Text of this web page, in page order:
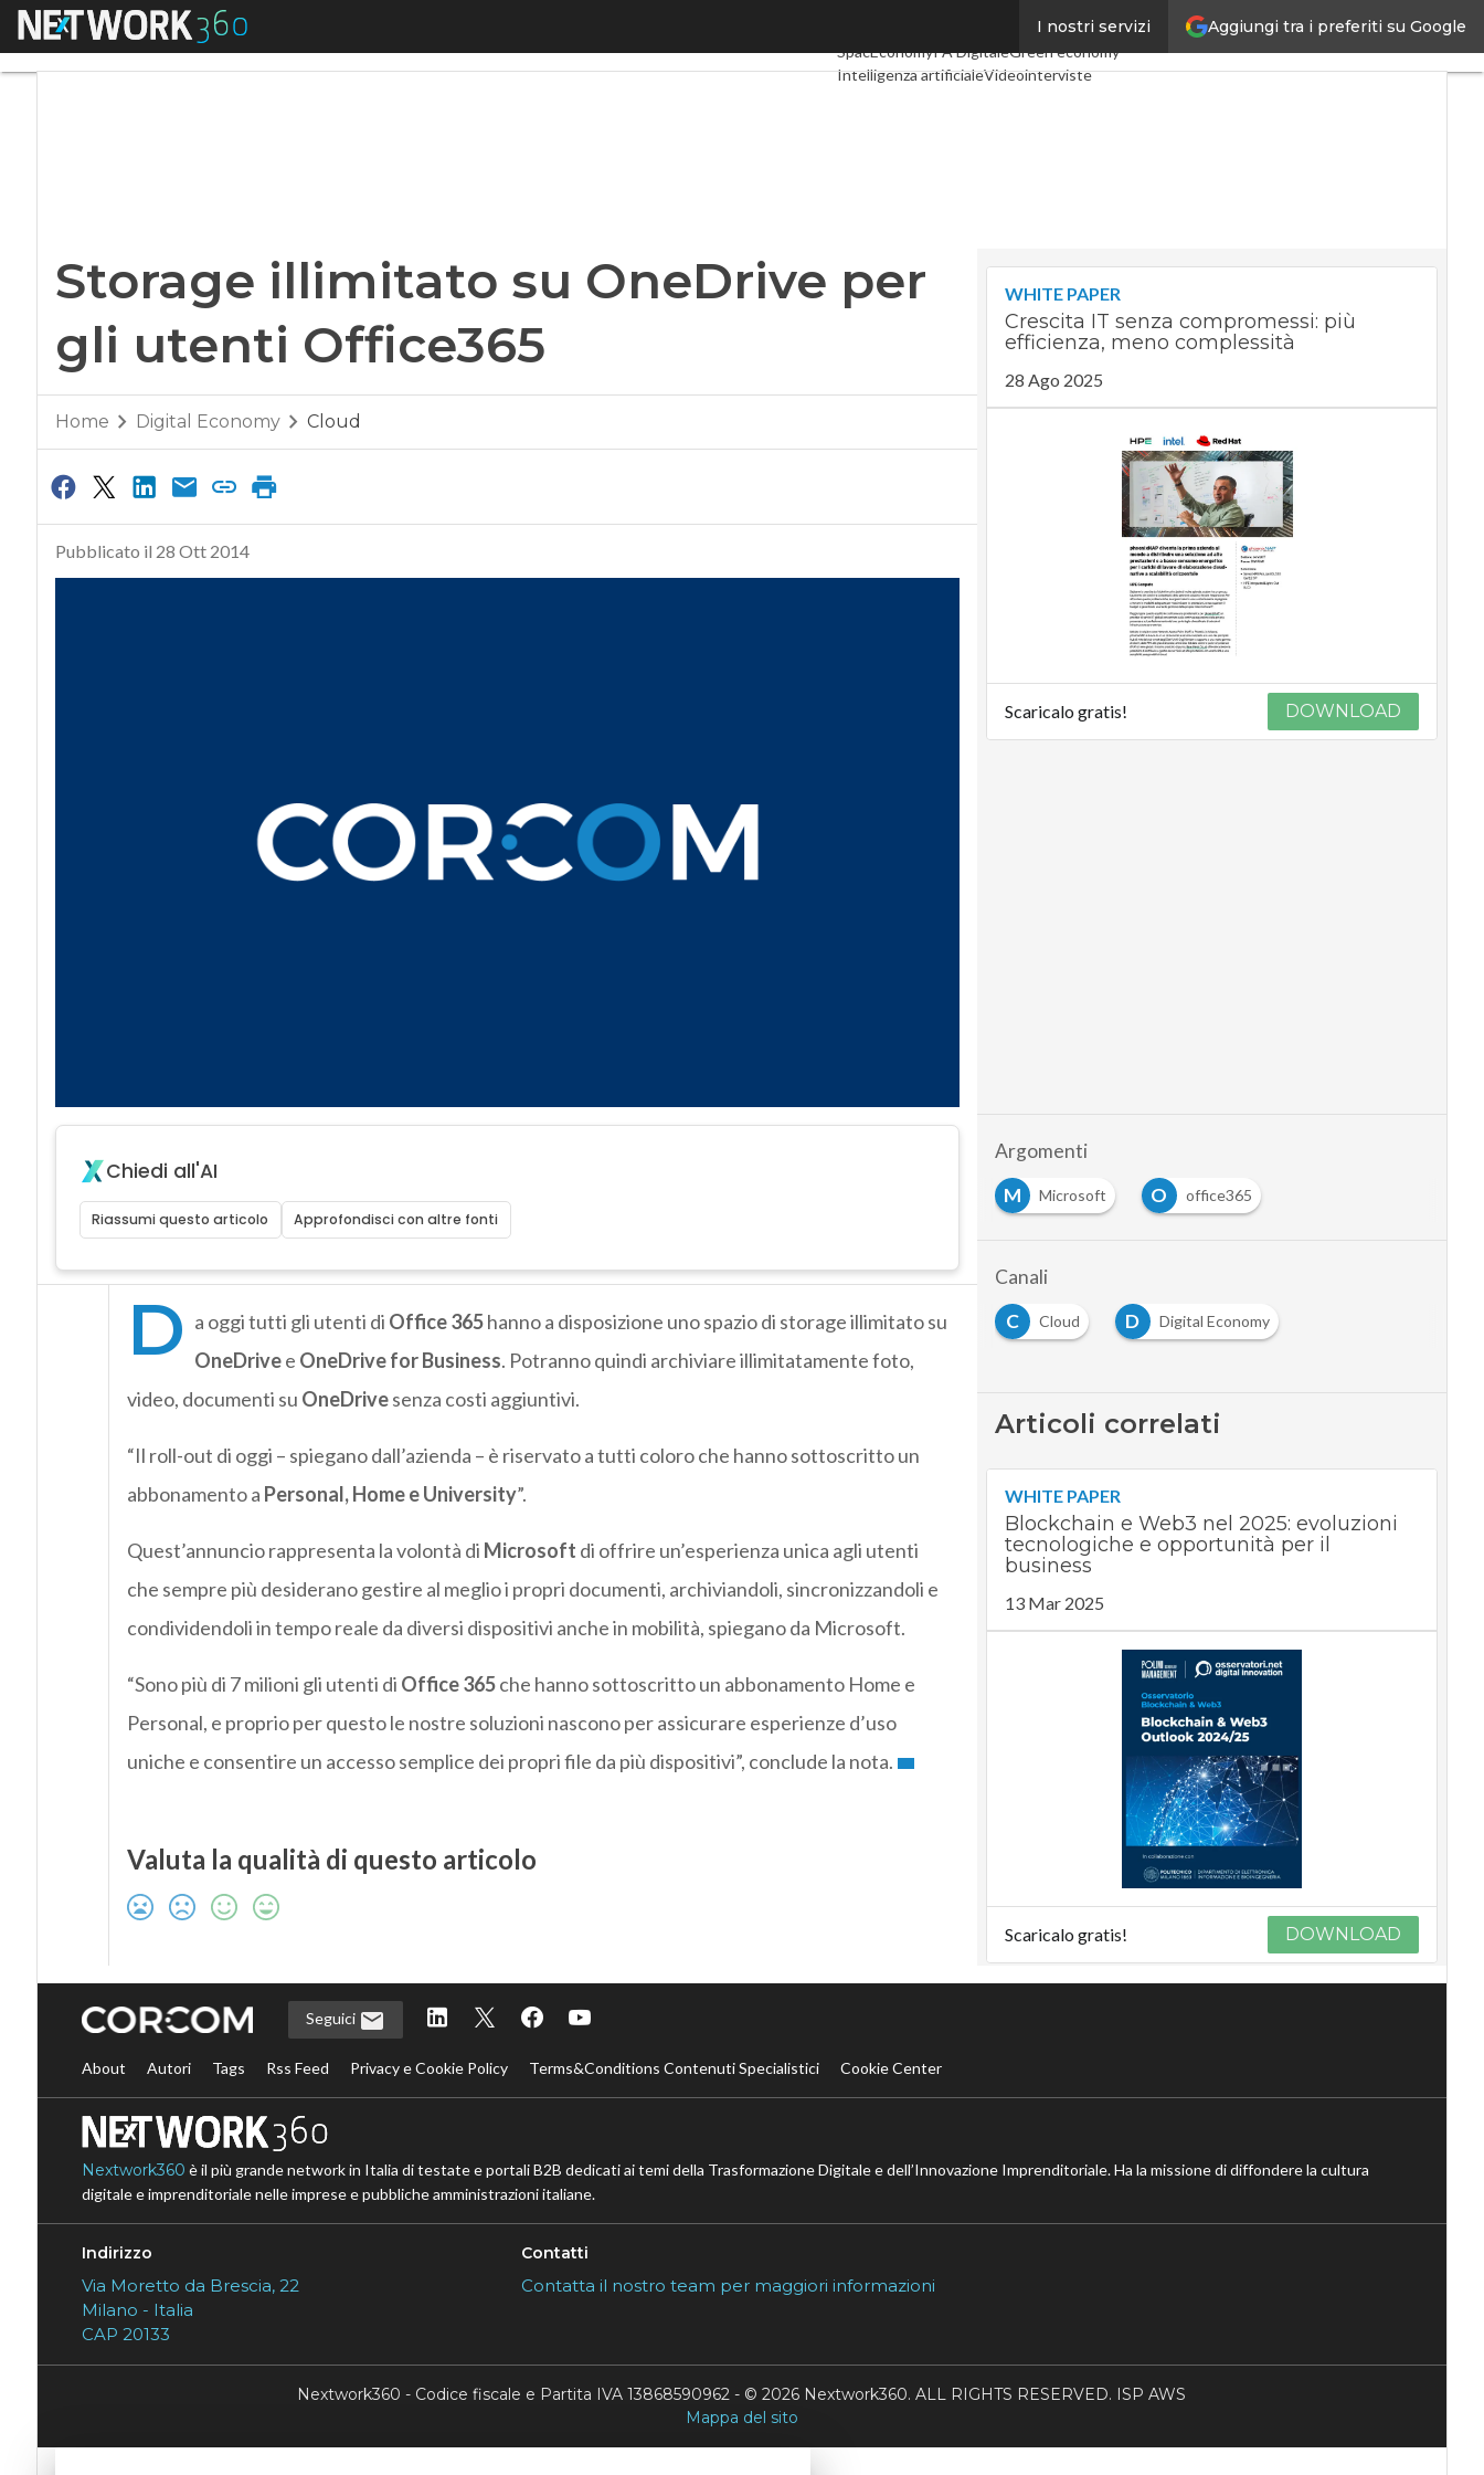
Aggiungi tra i preferiti su Google
I nostri servizi
Menu TelcoIndustria 4.0
SpacEconomyPA DigitaleGreen economy
Intelligenza artificialeVideointerviste
Storage illimitato su OneDrive per
gli utenti Office365
Home Digital Economy Cloud
Pubblicato il 28 Ott 2014
Chiedi all'AI
Riassumi questo articolo Approfondisci con altre fonti
D a oggi tutti gli utenti di Office 365hanno a disposizione uno spazio di storage illimitato su
OneDrivee OneDrive for Business. Potranno quindi archiviare illimitatamente foto,
video, documenti su OneDrivesenza costi aggiuntivi.
“Il roll-out di oggi – spiegano dall’azienda – è riservato a tutti coloro che hanno sottoscritto un
abbonamento a Personal, Home e University”.
Quest’annuncio rappresenta la volontà di Microsoft di offrire un’esperienza unica agli utenti
che sempre più desiderano gestire al meglio i propri documenti, archiviandoli, sincronizzandoli e
condividendoli in tempo reale da diversi dispositivi anche in mobilità, spiegano da Microsoft.
“Sono più di 7 milioni gli utenti di Office 365che hanno sottoscritto un abbonamento Home e
Personal, e proprio per questo le nostre soluzioni nascono per assicurare esperienze d’uso
uniche e consentire un accesso semplice dei propri file da più dispositivi”, conclude la nota.
Valuta la qualità di questo articolo
WHITE PAPER
Crescita IT senza compromessi: più
efficienza, meno complessità
28 Ago 2025
Scaricalo gratis! DOWNLOAD
Argomenti
M
Microsoft O office365
Canali
C
Cloud D Digital Economy
Articoli correlati
WHITE PAPER
Blockchain e Web3 nel 2025: evoluzioni
tecnologiche e opportunità per il
business
13 Mar 2025
Scaricalo gratis! DOWNLOAD
Seguici
About Autori Tags Rss Feed Privacy e Cookie Policy Terms&Conditions Contenuti Specialistici Cookie Center
Nextwork360 è il più grande network in Italia di testate e portali B2B dedicati ai temi della Trasformazione Digitale e dell’Innovazione Imprenditoriale. Ha la missione di diffondere la cultura
digitale e imprenditoriale nelle imprese e pubbliche amministrazioni italiane.
Indirizzo
Via Moretto da Brescia, 22
Milano - Italia
CAP 20133
Contatti
Contatta il nostro team per maggiori informazioni
Nextwork360 - Codice fiscale e Partita IVA 13868590962 - © 2026 Nextwork360. ALL RIGHTS RESERVED. ISP AWS
Mappa del sito